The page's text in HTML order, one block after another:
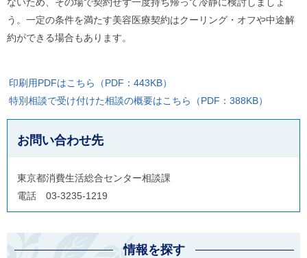
う。一定の条件を満たす美容医療契約はクーリング・オフや中途解
約ができる場合もあります。
印刷用PDFはこちら（PDF：443KB）
特別相談で受け付けた相談の概要はこちら（PDF：388KB）
お問い合わせ先
東京都消費生活総合センター相談課
電話 03-3235-1219
情報を探す